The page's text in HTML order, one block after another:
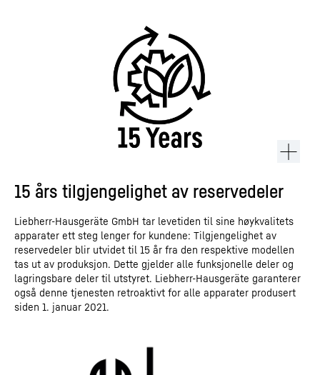
15 års tilgjengelighet av reservedeler
Liebherr-Hausgeräte GmbH tar levetiden til sine høykvalitets
apparater ett steg lenger for kundene: Tilgjengelighet av
reservedeler blir utvidet til 15 år fra den respektive modellen
tas ut av produksjon. Dette gjelder alle funksjonelle deler og
lagringsbare deler til utstyret. Liebherr-Hausgeräte garanterer
også denne tjenesten retroaktivt for alle apparater produsert
siden 1. januar 2021.